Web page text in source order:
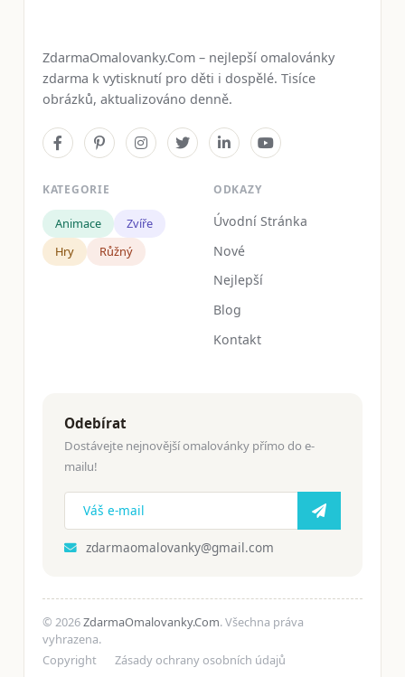
ZdarmaOmalovanky.Com – nejlepší omalovánky
zdarma k vytisknutí pro děti i dospělé. Tisíce
obrázků, aktualizováno denně.
KATEGORIE
Animace
Zvíře
Hry
Růžný
ODKAZY
Úvodní Stránka
Nové
Nejlepší
Blog
Kontakt
Odebírat
Dostávejte nejnovější omalovánky přímo do e-
mailu!
zdarmaomalovanky@gmail.com
© 2026ZdarmaOmalovanky.Com. Všechna práva
vyhrazena.
Copyright
Zásady ochrany osobních údajů